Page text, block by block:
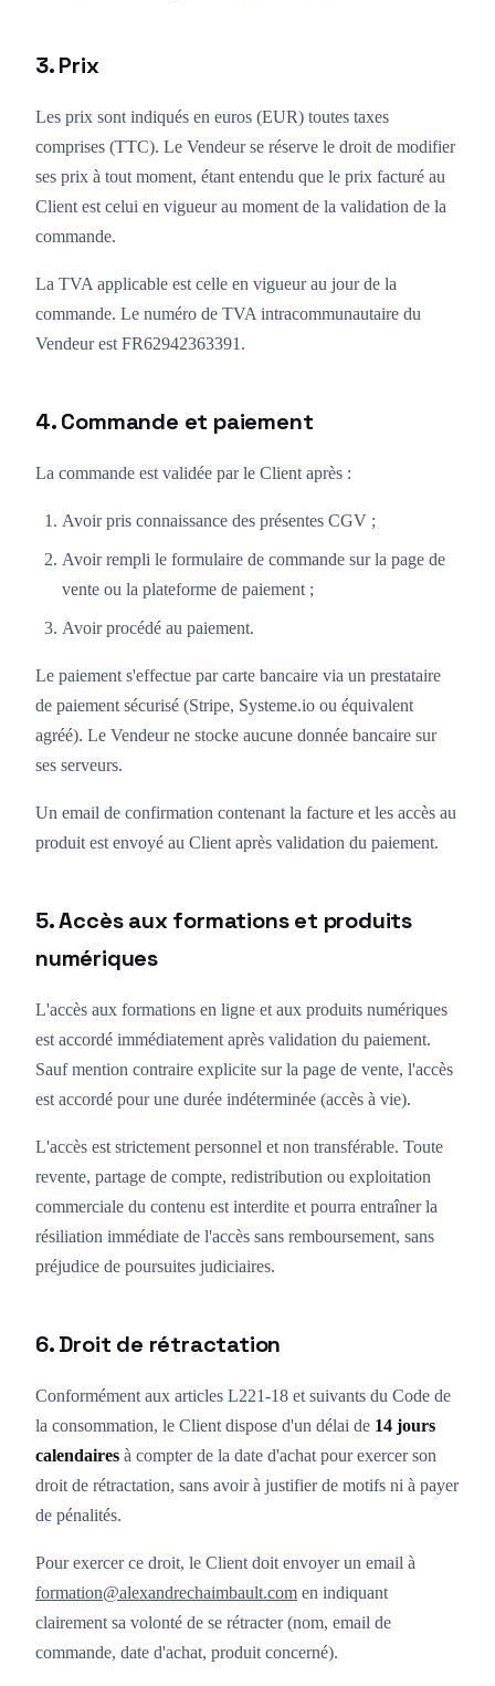
3. Prix
Les prix sont indiqués en euros (EUR) toutes taxes
comprises (TTC). Le Vendeur se réserve le droit de modifier
ses prix à tout moment, étant entendu que le prix facturé au
Client est celui en vigueur au moment de la validation de la
commande.
La TVA applicable est celle en vigueur au jour de la
commande. Le numéro de TVA intracommunautaire du
Vendeur est FR62942363391.
4. Commande et paiement
La commande est validée par le Client après :
Avoir pris connaissance des présentes CGV ;
Avoir rempli le formulaire de commande sur la page de
vente ou la plateforme de paiement ;
Avoir procédé au paiement.
Le paiement s'effectue par carte bancaire via un prestataire
de paiement sécurisé (Stripe, Systeme.io ou équivalent
agréé). Le Vendeur ne stocke aucune donnée bancaire sur
ses serveurs.
Un email de confirmation contenant la facture et les accès au
produit est envoyé au Client après validation du paiement.
5. Accès aux formations et produits
numériques
L'accès aux formations en ligne et aux produits numériques
est accordé immédiatement après validation du paiement.
Sauf mention contraire explicite sur la page de vente, l'accès
est accordé pour une durée indéterminée (accès à vie).
L'accès est strictement personnel et non transférable. Toute
revente, partage de compte, redistribution ou exploitation
commerciale du contenu est interdite et pourra entraîner la
résiliation immédiate de l'accès sans remboursement, sans
préjudice de poursuites judiciaires.
6. Droit de rétractation
Conformément aux articles L221-18 et suivants du Code de
la consommation, le Client dispose d'un délai de 14 jours
calendaires à compter de la date d'achat pour exercer son
droit de rétractation, sans avoir à justifier de motifs ni à payer
de pénalités.
Pour exercer ce droit, le Client doit envoyer un email à
formation@alexandrechaimbault.com en indiquant
clairement sa volonté de se rétracter (nom, email de
commande, date d'achat, produit concerné).